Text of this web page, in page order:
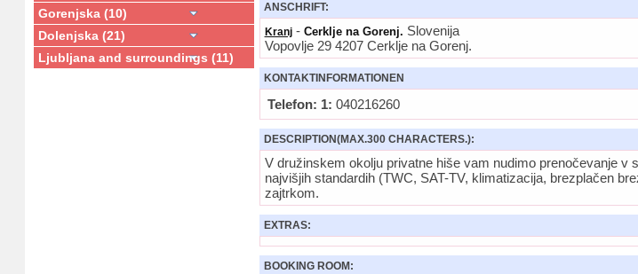
Gorenjska (10)
Dolenjska (21)
Ljubljana and surroundings (11)
ANSCHRIFT:
Kranj- Cerklje na Gorenj. Slovenija
Vopovlje 29 4207 Cerklje na Gorenj.
KONTAKTINFORMATIONEN
Telefon: 1: 040216260
DESCRIPTION(MAX.300 CHARACTERS.):
V družinskem okolju privatne hiše vam nudimo prenočevanje v
najvišjih standardih (TWC, SAT-TV, klimatizacija, brezplačen
zajtrkom.
EXTRAS:
BOOKING ROOM: